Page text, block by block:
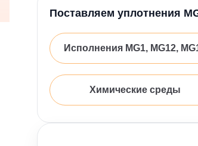
Поставляем уплотнения
Исполнения MG1, MG12,
Химические среды